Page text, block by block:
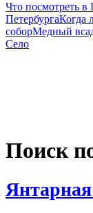
Что посмотреть в
ПетербургаКогда
соборМедный
Село
Поиск